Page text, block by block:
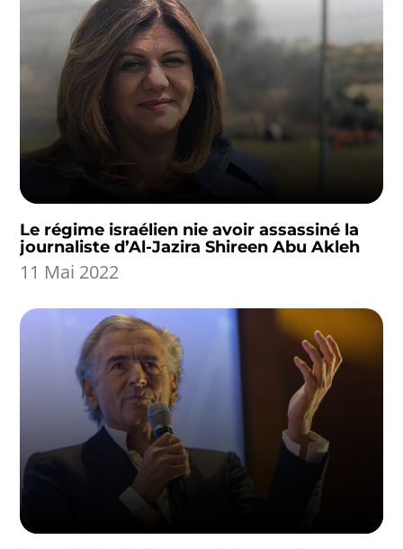
Le régime israélien nie avoir assassiné la
journaliste d’Al-Jazira Shireen Abu Akleh
11 Mai 2022